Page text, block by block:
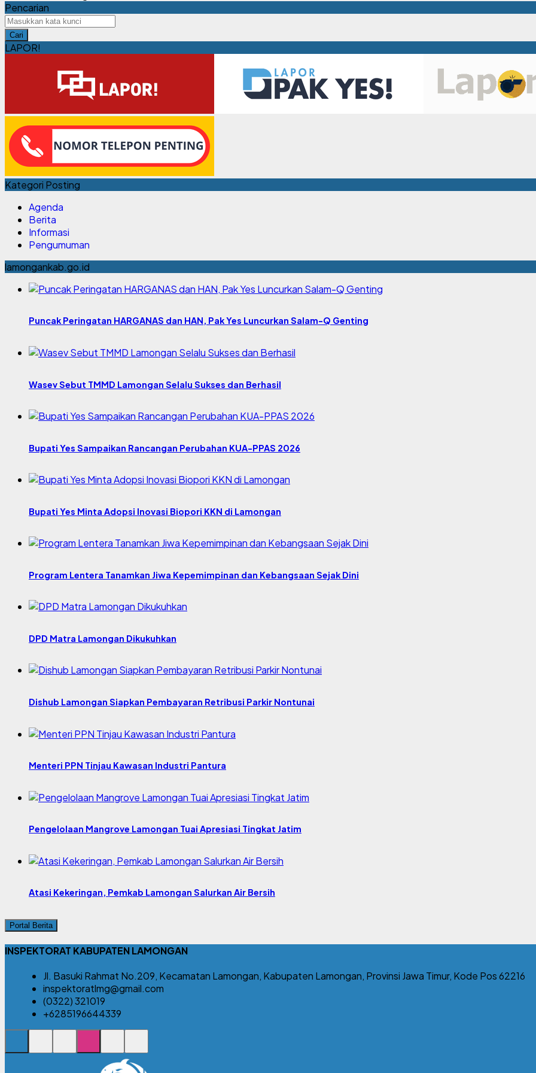
Pencarian
Cari
LAPOR!
Kategori Posting
Agenda
Berita
Informasi
Pengumuman
lamongankab.go.id
Puncak Peringatan HARGANAS dan HAN, Pak Yes Luncurkan Salam-Q Genting
Wasev Sebut TMMD Lamongan Selalu Sukses dan Berhasil
Bupati Yes Sampaikan Rancangan Perubahan KUA-PPAS 2026
Bupati Yes Minta Adopsi Inovasi Biopori KKN di Lamongan
Program Lentera Tanamkan Jiwa Kepemimpinan dan Kebangsaan Sejak Dini
DPD Matra Lamongan Dikukuhkan
Dishub Lamongan Siapkan Pembayaran Retribusi Parkir Nontunai
Menteri PPN Tinjau Kawasan Industri Pantura
Pengelolaan Mangrove Lamongan Tuai Apresiasi Tingkat Jatim
Atasi Kekeringan, Pemkab Lamongan Salurkan Air Bersih
Portal Berita
INSPEKTORAT KABUPATEN LAMONGAN
Jl. Basuki Rahmat No.209, Kecamatan Lamongan, Kabupaten Lamongan, Provinsi Jawa Timur, Kode Pos 62216
inspektoratlmg@gmail.com
(0322) 321019
+6285196644339